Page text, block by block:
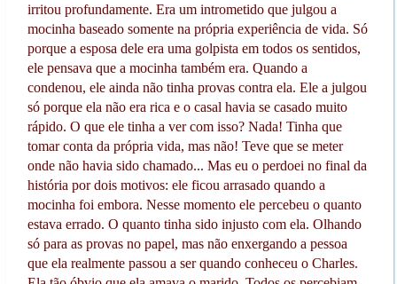
irritou profundamente. Era um intrometido que julgou a
mocinha baseado somente na própria experiência de vida. Só
porque a esposa dele era uma golpista em todos os sentidos,
ele pensava que a mocinha também era. Quando a
condenou, ele ainda não tinha provas contra ela. Ele a julgou
só porque ela não era rica e o casal havia se casado muito
rápido. O que ele tinha a ver com isso? Nada! Tinha que
tomar conta da própria vida, mas não! Teve que se meter
onde não havia sido chamado... Mas eu o perdoei no final da
história por dois motivos: ele ficou arrasado quando a
mocinha foi embora. Nesse momento ele percebeu o quanto
estava errado. O quanto tinha sido injusto com ela. Olhando
só para as provas no papel, mas não enxergando a pessoa
que ela realmente passou a ser quando conheceu o Charles.